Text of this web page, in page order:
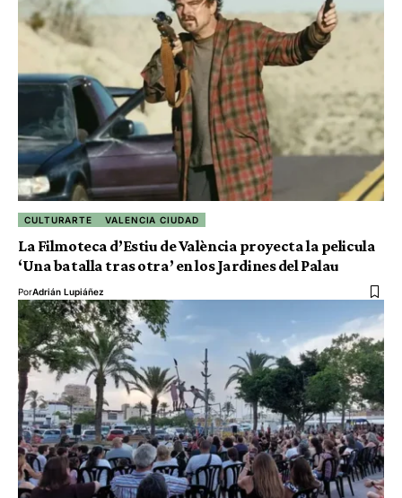
CULTURARTE VALENCIA CIUDAD
La Filmoteca d’Estiu de València proyecta la pelicula
‘Una batalla tras otra’ en los Jardines del Palau
PorAdrián Lupiáñez